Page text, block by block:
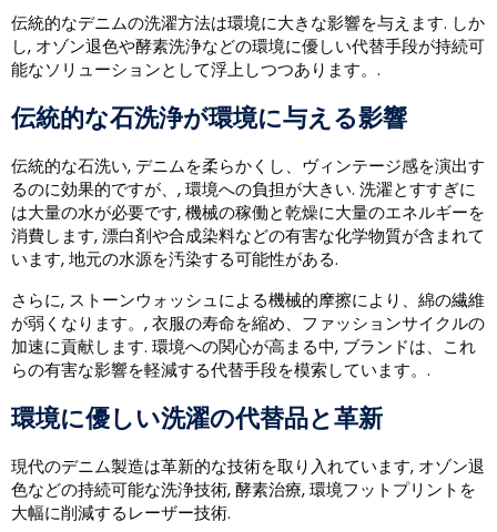
伝統的なデニムの洗濯方法は環境に大きな影響を与えます. しか
し, オゾン退色や酵素洗浄などの環境に優しい代替手段が持続可
能なソリューションとして浮上しつつあります。.
伝統的な石洗浄が環境に与える影響
伝統的な石洗い, デニムを柔らかくし、ヴィンテージ感を演出す
るのに効果的ですが、, 環境への負担が大きい. 洗濯とすすぎに
は大量の水が必要です, 機械の稼働と乾燥に大量のエネルギーを
消費します, 漂白剤や合成染料などの有害な化学物質が含まれて
います, 地元の水源を汚染する可能性がある.
さらに, ストーンウォッシュによる機械的摩擦により、綿の繊維
が弱くなります。, 衣服の寿命を縮め、ファッションサイクルの
加速に貢献します. 環境への関心が高まる中, ブランドは、これ
らの有害な影響を軽減する代替手段を模索しています。.
環境に優しい洗濯の代替品と革新
現代のデニム製造は革新的な技術を取り入れています, オゾン退
色などの持続可能な洗浄技術, 酵素治療, 環境フットプリントを
大幅に削減するレーザー技術.